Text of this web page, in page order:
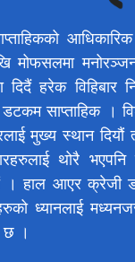
मोफसलमा
दिदैं हरेक विहिबार
साप्ताहिक ।
मुख्य स्थान दियौं
थोरै भएपनि
। हाल आएर क्रेजी
ध्यानलाई
छ ।